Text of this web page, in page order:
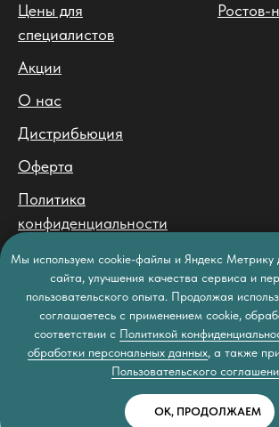
Цены для
специалистов
Акции
О нас
Дистрибьюция
Оферта
Политика
конфиденциальности
Политика обработки
персональных данных
Ростов-
Мы используем cookie-файлы и Яндекс Метрику
сайта, улучшения качества сервиса и
пользовательского опыта. Продолжая
соглашаетесь с применением cookie,
соответствии с Политикой
обработки персональных данных, а также
Пользовательского
ОК, ПРОДОЛЖАЕМ
Made on Tilda